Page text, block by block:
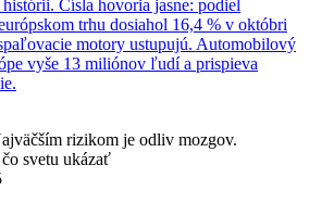
Čísla hovoria jasne: podiel
trhu dosiahol 16,4 % v októbri
motory ustupujú. Automobilový
vyše 13 miliónov ľudí a prispieva